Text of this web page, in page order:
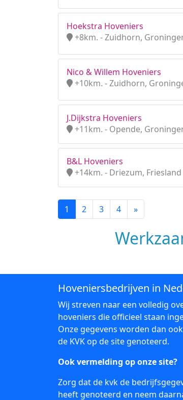
Hoekstra Hoveniers
+8km. - Zuidhorn,
Nico & Willem Hoveniers
+10km. - Zuidhorn,
J.Dijkstra Hoveniers
+11km. - Opende,
B&L Hoveniers
+14km. - Driezum, Friesland
1 2 3 4 »
Hoveniersbedrijven in
Wij streven naar een volledig
hoveniers die officieel staan
Onze gegevens worden dan
de KVK op de site genoteerd.
Ook vermelding op onze site?
Zorg dat de kvk de
heeft genoteerd en neem